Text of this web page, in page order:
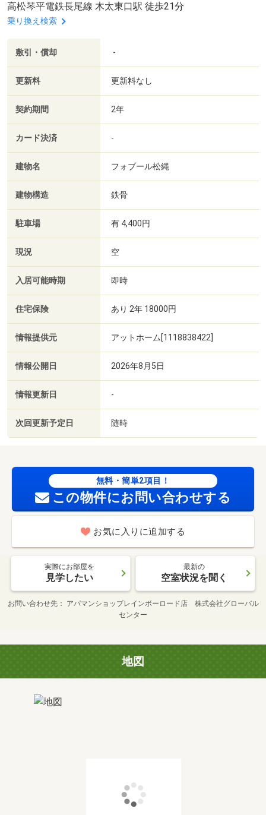
高松琴平電鉄長尾線 木太東口駅 徒歩21分
乗り換え検索
敷引・償却 -
更新料 更新料なし
契約期間 2年
カード決済 -
建物名 フォブール松縄
建物構造 鉄骨
駐車場 有 4,400円
現況 空
入居可能時期 即時
住宅保険 あり 2年 18000円
情報提供元 アットホーム[1118838422]
情報公開日 2026年8月5日
情報更新日 -
次回更新予定日 随時
無料・簡単2項目！
この物件にお問い合わせする
お気に入りに追加する
実際にお部屋を
見学したい
最新の
空室状況を聞く
お問い合わせ先
アパマンショップレインボーロード店 株式会社グローバル
センター
地図